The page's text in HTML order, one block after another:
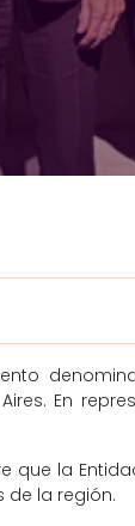
En
la
de la región.